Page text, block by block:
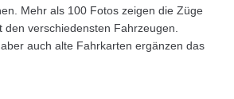
Mehr als 100 Fotos zeigen die Züge
verschiedensten Fahrzeugen.
auch alte Fahrkarten ergänzen das